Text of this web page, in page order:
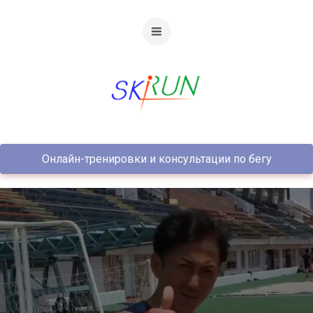
Онлайн-тренировки и консультации по бегу